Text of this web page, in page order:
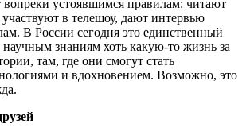
устоявшимся правилам: читают
в телешоу, дают интервью
В России сегодня это единственный
научным знаниям хоть какую-то жизнь за
там, где они смогут стать
и вдохновением. Возможно, это